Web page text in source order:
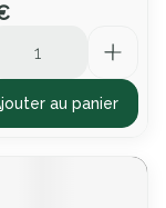
au panier